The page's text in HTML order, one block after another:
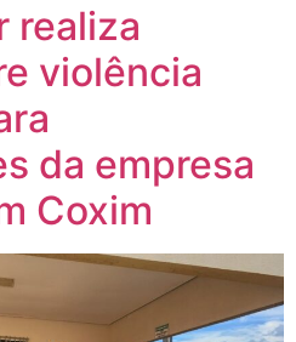
realiza
violência
da empresa
Coxim